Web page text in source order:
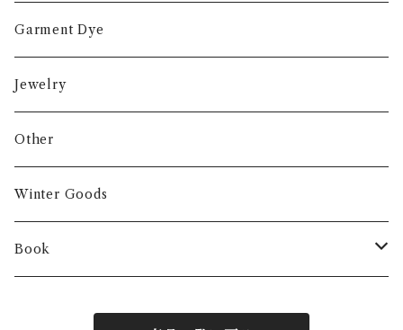
Garment Dye
Jewelry
Other
Winter Goods
Book